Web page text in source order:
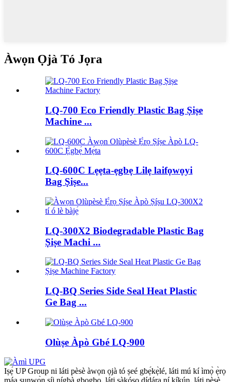
Àwọn Ọjà Tó Jọra
LQ-700 Eco Friendly Plastic Bag Ṣiṣe
Machine ...
LQ-600C Lẹẹta-ẹgbẹ Lilẹ laifọwọyi
Bag Ṣiṣe...
LQ-300X2 Biodegradable Plastic Bag
Ṣiṣe Machi ...
LQ-BQ Series Side Seal Heat Plastic
Ge Bag ...
Olùṣe Àpò Gbé LQ-900
Iṣẹ́ UP Group ni láti pèsè àwọn ọjà tó ṣeé gbẹ́kẹ̀lé, láti mú kí ìmọ̀ ẹ̀rọ